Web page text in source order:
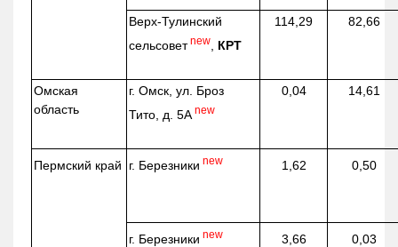
Верх-Тулинский
сельсовет new КРТ
114,29 82,66
Омская
область
г. Омск, ул. Броз
Тито, д. 5А new
0,04 14,61
Пермский край г. Березники new 1,62 0,50
г. Березники new 3,66 0,03